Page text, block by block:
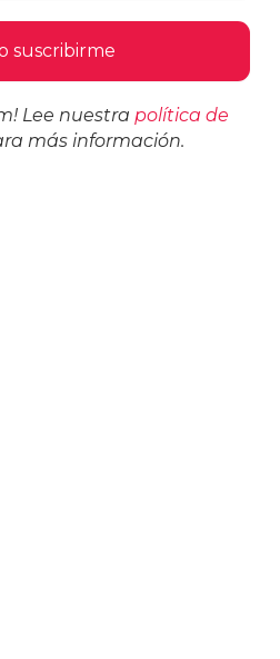
Lee nuestra política de
más información.